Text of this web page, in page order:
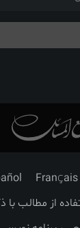
Français
از مطالب با